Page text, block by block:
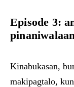
Episode 3:
Kinabukasan,
makipagtalo,